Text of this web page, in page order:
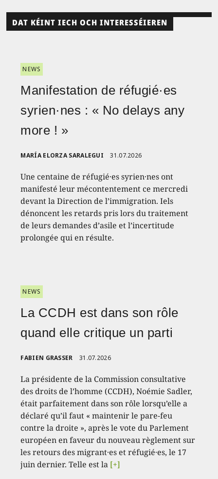
DAT KÉINT IECH OCH INTERESSÉIEREN
NEWS
Manifestation de réfugié·es
syrien·nes : « No delays any
more ! »
MARÍA ELORZA SARALEGUI 31.07.2026
Une centaine de réfugié·es syrien·nes ont
manifesté leur mécontentement ce mercredi
devant la Direction de l’immigration. Iels
dénoncent les retards pris lors du traitement
de leurs demandes d’asile et l’incertitude
prolongée qui en résulte.
NEWS
La CCDH est dans son rôle
quand elle critique un parti
FABIEN GRASSER 31.07.2026
La présidente de la Commission consultative
des droits de l’homme (CCDH), Noémie Sadler,
était parfaitement dans son rôle lorsqu’elle a
déclaré qu’il faut « maintenir le pare-feu
contre la droite », après le vote du Parlement
européen en faveur du nouveau règlement sur
les retours des migrant·es et réfugié·es, le 17
juin dernier. Telle est la [+]